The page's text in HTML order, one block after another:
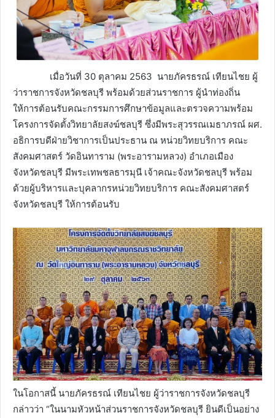
เมื่อวันที่ 30 ตุลาคม 2563 นายภัครธรณ์ เทียนไชย ผู้
ว่าราชการจังหวัดชลบุรี พร้อมด้วยส่วนราชการ ผู้นำท่องถิ่น
ให้การต้อนรับคณะกรรมการศึกษาข้อมูลและตรวจความพร้อม
โครงการจัดตั้งวิทยาลัยสงฆ์ชลบุรี ซึ่งมีพระสุวรรณเมธาภรณ์ ผศ.
อธิการบดีฝ่ายวิชาการเป็นประธาน ณ หน่วยวิทยบริการ คณะ
สังคมศาสตร์ วัดอินทาราม (พระอารามหลวง) อำเภอเมือง
จังหวัดชลบุรี มีพระเทพชลธารมุนี เจ้าคณะจังหวัดชลบุรี พร้อม
ด้วยผู้บริหารและบุคลากรหน่วยวิทยบริการ คณะสังคมศาสตร์
จังหวัดชลบุรี ให้การต้อนรับ
ในโอกาสนี้ นายภัครธรณ์ เทียนไชย ผู้ว่าราชการจังหวัดชลบุรี
กล่าวว่า “ในนามหัวหน้าส่วนราชการจังหวัดชลบุรี ยินดีเป็นอย่าง